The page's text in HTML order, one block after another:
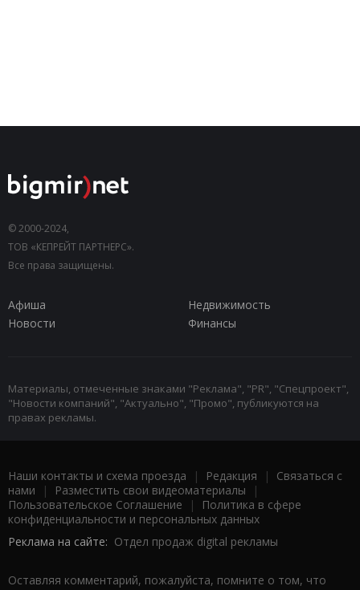
© 2000-2024,
ТОВ «КЕПРЕЙТ ПАРТНЕРС».
Все права защищены.
Афиша
Недвижимость
Новости
Финансы
Материалы, отмеченные знаками "Реклама", "PR", "Спецпроект",
"Новости компаний", "Актуально", "Промо", публикуются на
правах рекламы.
Наши контакты и схема проезда | Редакция | Связаться с
нами | Разместить свои видеоматериалы |
Пользовательское Соглашение |
Политика в сфере
конфиденциальности и персональных данных
Реклама на сайте: Отдел продаж digital рекламы
Оставляя комментарий, пожалуйста, помните о том, что